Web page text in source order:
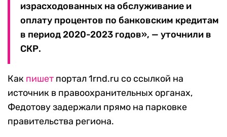
израсходованных на обслуживание и
оплату процентов по банковским кредитам
в период 2020-2023 годов», — уточнили в
СКР.
Как пишет портал 1rnd.ru со ссылкой на
источник в правоохранительных органах,
Федотову задержали прямо на парковке
правительства региона.